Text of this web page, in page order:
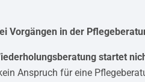
Vorgängen in der
startet
Anspruch für eine